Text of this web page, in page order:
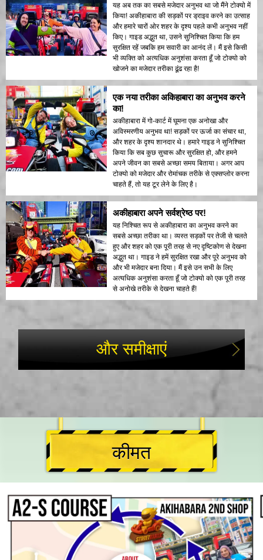
यह अब तक का सबसे मजेदार अनुभव था जो मैंने टोक्यो में
किया! अकीहाबारा की सड़कों पर ड्राइव करने का उत्साह
और हमारे चारों ओर शहर के दृश्य पहले कभी अनुभव नहीं
किए। गाइड अद्भुत था, उसने सुनिश्चित किया कि हम
सुरक्षित रहें जबकि हम सवारी का आनंद लें। मैं इसे किसी
भी व्यक्ति को अत्यधिक अनुशंसा करता हूँ जो टोक्यो को
खोजने का मजेदार तरीका ढूंढ रहा है!
एक नया तरीका अकिहाबारा का अनुभव करने
का!
अकीहाबारा में गो-कार्ट में घूमना एक अनोखा और
अविस्मरणीय अनुभव था! सड़कों पर ऊर्जा का संचार था,
और शहर के दृश्य शानदार थे। हमारे गाइड ने सुनिश्चित
किया कि सब कुछ सुचारू और सुरक्षित हो, और हमने
अपने जीवन का सबसे अच्छा समय बिताया। अगर आप
टोक्यो को मजेदार और रोमांचक तरीके से एक्सप्लोर करना
चाहते हैं, तो यह टूर लेने के लिए है।
अकीहाबारा अपने सर्वश्रेष्ठ पर!
यह निश्चित रूप से अकीहाबारा का अनुभव करने का
सबसे अच्छा तरीका था। व्यस्त सड़कों पर तेजी से चलते
हुए और शहर को एक पूरी तरह से नए दृष्टिकोण से देखना
अद्भुत था। गाइड ने हमें सुरक्षित रखा और पूरे अनुभव को
और भी मजेदार बना दिया। मैं इसे उन सभी के लिए
अत्यधिक अनुशंसा करता हूँ जो टोक्यो को एक पूरी तरह
से अनोखे तरीके से देखना चाहते हैं!
और समीक्षाएं
कीमत